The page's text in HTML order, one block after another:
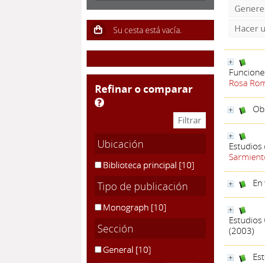
Hacer
Rosa
Estudios
Estudios
(2003)
refinar o comparar
Ubicación
Biblioteca principal [10]
Tipo de publicación
Monograph [10]
Sección
General [10]